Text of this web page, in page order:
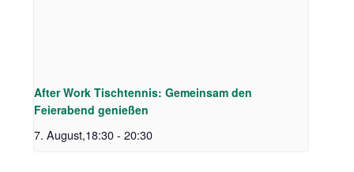
After Work Tischtennis: Gemeinsam den
Feierabend genießen
7. August,18:30 - 20:30